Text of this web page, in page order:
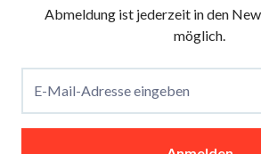
Abmeldung ist jederzeit in den
möglich.
E-Mail-Adresse eingeben